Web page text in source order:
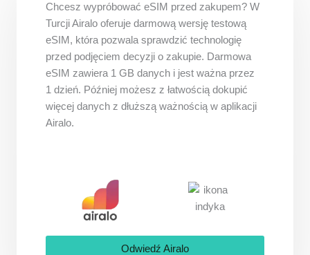
Chcesz wypróbować eSIM przed zakupem? W
Turcji Airalo oferuje darmową wersję testową
eSIM, która pozwala sprawdzić technologię
przed podjęciem decyzji o zakupie. Darmowa
eSIM zawiera 1 GB danych i jest ważna przez
1 dzień. Później możesz z łatwością dokupić
więcej danych z dłuższą ważnością w aplikacji
Airalo.
Odwiedź Airalo